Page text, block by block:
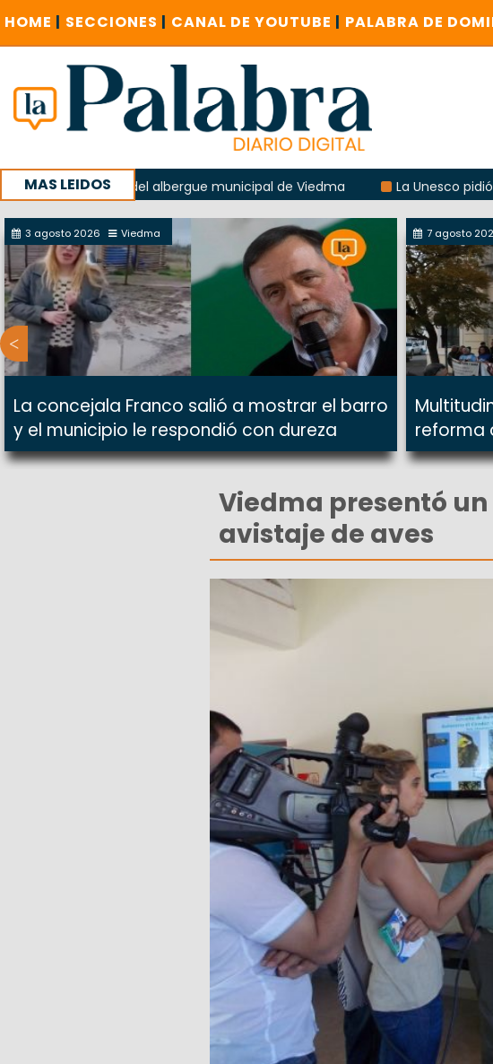
HOME | SECCIONES | CANAL DE YOUTUBE | PALABRA DE
MAS LEIDOS
del albergue municipal de Viedma La Unesco pidió frenar
con un encuentro provincial en Roca
3 agosto 2026 Viedma
La concejala Franco salió a mostrar el barro
y el municipio le respondió con dureza
7 agosto
reforma
Viedma presentó
avistaje de aves